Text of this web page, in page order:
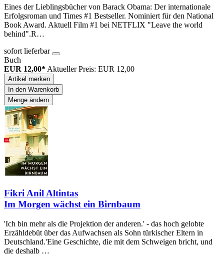
Eines der Lieblingsbücher von Barack Obama: Der internationale
Erfolgsroman und Times #1 Bestseller. Nominiert für den National
Book Award. Aktuell Film #1 bei NETFLIX "Leave the world
behind".R…
sofort lieferbar
Buch
EUR 12,00* Aktueller Preis: EUR 12,00
Artikel merken
In den Warenkorb
Menge ändern
Fikri Anil Altintas
Im Morgen wächst ein Birnbaum
'Ich bin mehr als die Projektion der anderen.' - das hoch gelobte
Erzähldebüt über das Aufwachsen als Sohn türkischer Eltern in
Deutschland.'Eine Geschichte, die mit dem Schweigen bricht, und
die deshalb …